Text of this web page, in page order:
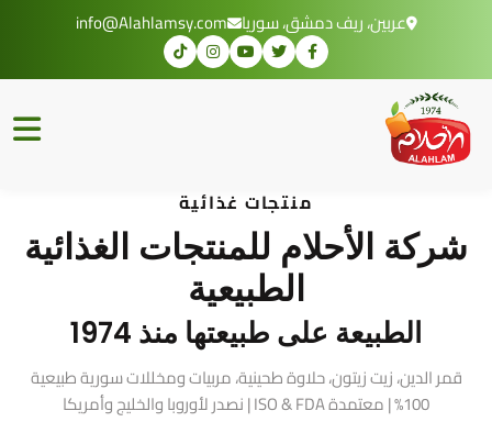
عربين، ريف دمشق، سوريا info@Alahlamsy.com
منتجات غذائية
شركة الأحلام للمنتجات الغذائية
الطبيعية
الطبيعة على طبيعتها منذ 1974
قمر الدين، زيت زيتون، حلاوة طحينية، مربيات ومخللات سورية طبيعية
100% | معتمدة ISO & FDA | نصدر لأوروبا والخليج وأمريكا